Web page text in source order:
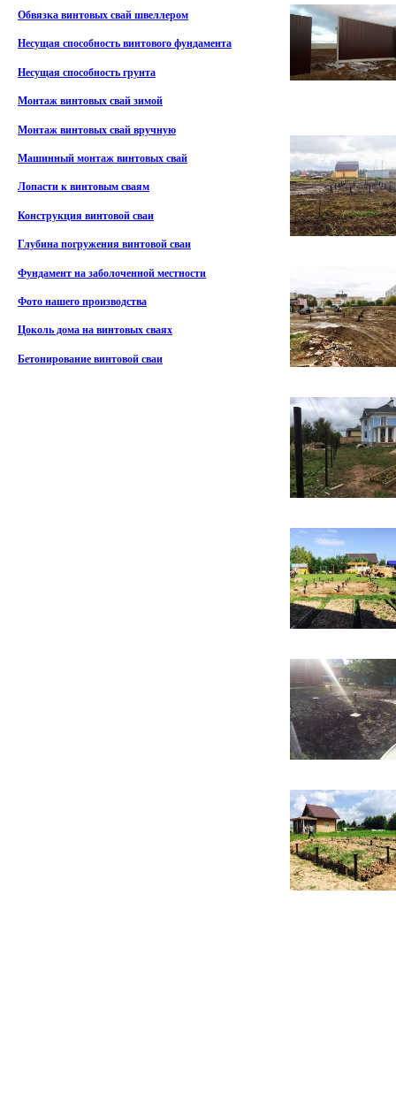
Обвязка винтовых свай швеллером
Несущая способность винтового фундамента
Несущая способность грунта
Монтаж винтовых свай зимой
Монтаж винтовых свай вручную
Машинный монтаж винтовых свай
Лопасти к винтовым сваям
Конструкция винтовой сваи
Глубина погружения винтовой сваи
Фундамент на заболоченной местности
Фото нашего производства
Цоколь дома на винтовых сваях
Бетонирование винтовой сваи